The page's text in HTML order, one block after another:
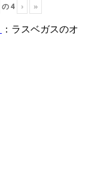
の4 › »
：ラスベガスのオ